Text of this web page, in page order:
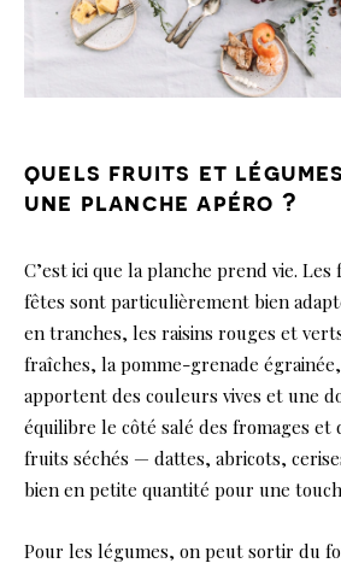
quels fruits et
une planche apéro ?
C’est ici que la planche prend vie.
fêtes sont particulièrement bien
en tranches, les raisins rouges et
fraîches, la pomme-grenade
apportent des couleurs vives et une
équilibre le côté salé des fromages et
fruits séchés — dattes, abricots,
bien en petite quantité pour une
Pour les légumes, on peut sortir du